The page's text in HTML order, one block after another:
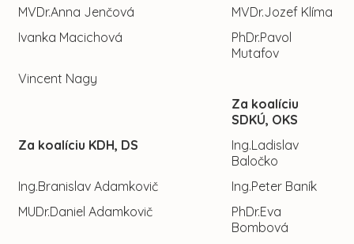
MVDr.Anna Jenčová
MVDr.Jozef Klíma
Ivanka Macichová
PhDr.Pavol
Mutafov
Vincent Nagy
Za koalíciu
SDKÚ, OKS
Za koalíciu KDH, DS
Ing.Ladislav
Baločko
Ing.Branislav Adamkovič
Ing.Peter Baník
MUDr.Daniel Adamkovič
PhDr.Eva
Bombová